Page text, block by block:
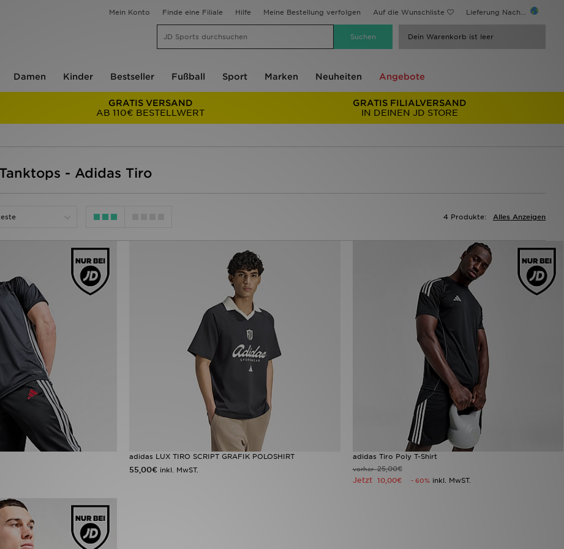
Mein Konto Finde eine Filiale Hilfe Meine Bestellung verfolgen Auf die Wunschliste Lieferung Nach...
Dein Warenkorb ist leer
Damen Kinder Bestseller Fußball Sport Marken Neuheiten Angebote
GRATIS VERSAND
AB 110€ BESTELLWERT
GRATIS FILIALVERSAND
IN DEINEN JD STORE
- Adidas Tiro
Alles Anzeigen
4 Produkte:
adidas LUX TIRO SCRIPT GRAFIK POLOSHIRT
55,00€ inkl. MwST.
adidas Tiro Poly T-Shirt
vorher25,00€
Jetzt 10,00€ - 60% inkl. MwST.